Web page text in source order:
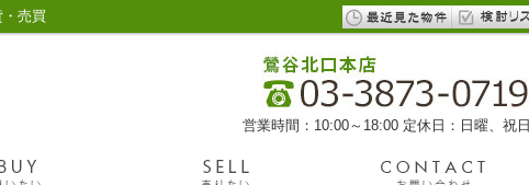
売買
営業時間：10:00～18:00 定休日：日曜、祝日